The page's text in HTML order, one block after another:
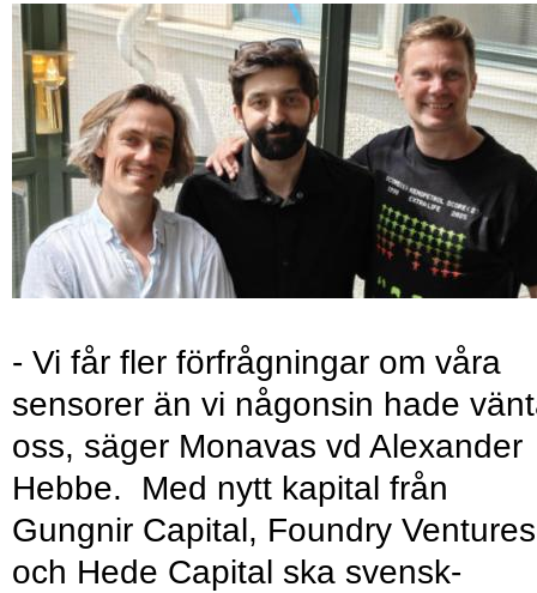
- Vi får fler förfrågningar om våra
sensorer än vi någonsin hade
oss, säger Monavas vd Alexander
Hebbe. Med nytt kapital från
Gungnir Capital, Foundry Ventures
och Hede Capital ska svensk-